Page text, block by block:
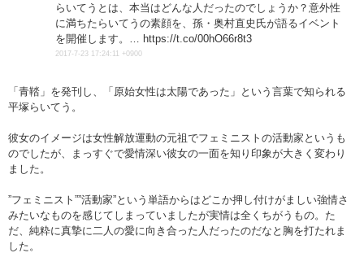
らいてうとは、本当はどんな人だったのでしょうか？意外性
に満ちたらいてうの素顔を、孫・奥村直史氏が語るイベント
を開催します。… https://t.co/00hO66r8t3
2017-7-23 17:24:11 +0900
「青鞜」を発刊し、「原始女性は太陽であった」という言葉で知られる
平塚らいてう。
彼女のイメージは女性解放運動の元祖でフェミニストの活動家というも
のでしたが、まっすぐで愛情深い彼女の一面を知り印象が大きく変わり
ました。
”フェミニスト””活動家”という単語からはどこか押し付けがましい強情さ
みたいなものを感じてしまっていましたが実情は全くちがうもの。た
だ、純粋に真摯に二人の愛に向き合った人だったのだなと胸を打たれま
した。